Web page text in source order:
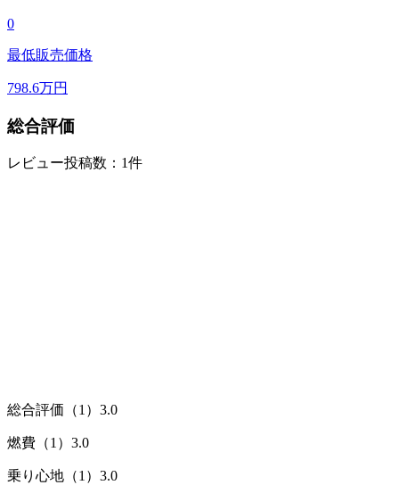
0
最低販売価格
798.6万円
総合評価
レビュー投稿数：1件
総合評価（1） 3.0
燃費（1） 3.0
乗り心地（1） 3.0